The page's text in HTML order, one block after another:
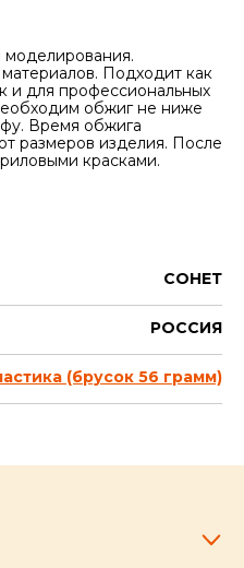
Подходит как
и для профессиональных
обжиг не ниже
Время обжига
размеров изделия. После
красками.
СОНЕТ
РОССИЯ
(брусок 56 грамм)